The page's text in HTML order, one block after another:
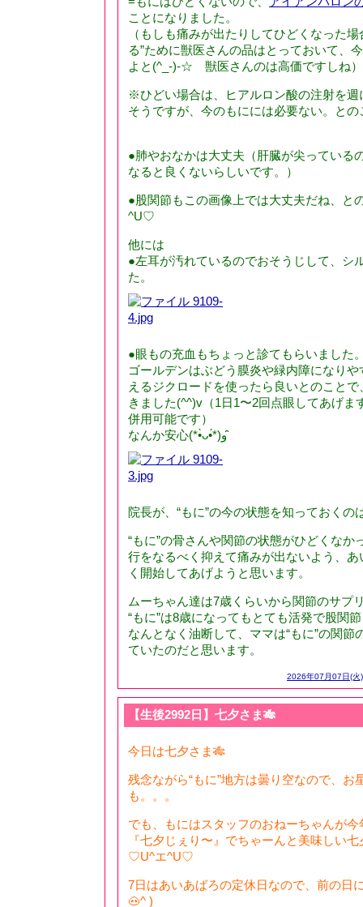
ことになりました。
（もしも痛みが出たりしてひどくなった
る”ために獣医さんの品はとっておいて、
よと(^_-)-☆ 獣医さんのは高価ですしね）
※ひどい場合は、ヒアルロン酸の注射を週
そうですが、今のもにには必要ない。との
●肺やおなかは大丈夫（肝臓が尖っている
なると良くないらしいです。）
●股関節もこの画像上では大丈夫だね、と
^U♡
他には
●左耳が汚れているのでおそうじして、シ
た。
●眼もの充血もちょっと診てもらいました
ゴールデンはぶどう膜炎や緑内障になり
えるジクロードを使ったら良いとのことで
きました(^^)v（1日1〜2回点眼してあげま
併用可能です）
なんか安心(*•̀ᴗ•́*)و ̑̑
院長が、“もに”の今の状態を知っておくの
“もに”の骨さんや関節の状態がひどくなか
行をなるべく抑えて痛みが出ないよう、
く開始してあげようと思います。
ムーちゃん達は7歳くらいから関節のサプ
“もに”は8歳になってもとても活発で股関
なんとなく油断して、ママは“もに”の関節
ていたのだと思います。
2026年07月07日(火)
【生後2992日】七夕さま🎋
今日は七夕さま🎋
残念ながら“もに”地方は曇り空なので、お
も。。。
でも、もにはスタッフのおねーちゃんが
『七夕じぇり〜』でちゃーんと美味しい
♡U^エ^U♡
7日はあいあばろの定休日なので、前の日
🐽^ )